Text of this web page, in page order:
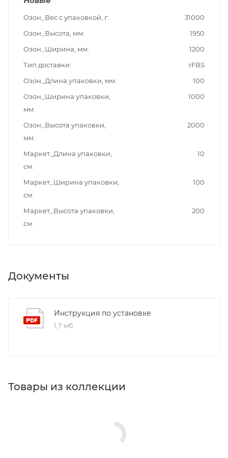
Озон_Вес с упаковкой, г
31000
Озон_Высота, мм
1950
Озон_Ширина, мм
1200
Тип доставки
rFBS
Озон_Длина упаковки, мм
100
Озон_Ширина упаковки,
мм
1000
Озон_Высота упаковки,
мм
2000
Маркет_Длина упаковки,
см
10
Маркет_Ширина упаковки,
см
100
Маркет_Высота упаковки,
см
200
Документы
Инструкция по установке
1,7 мб
Товары из коллекции